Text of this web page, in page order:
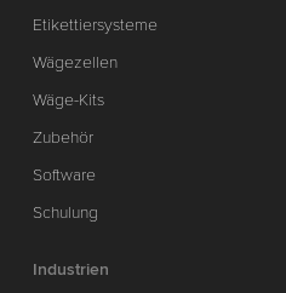
Etikettiersysteme
Wägezellen
Wäge-Kits
Zubehör
Software
Schulung
Industrien